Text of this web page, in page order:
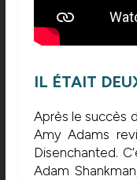
IL ÉTAIT
Après le succès
Amy Adams
Disenchanted.
Adam